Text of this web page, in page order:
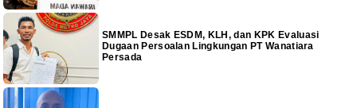
SMMPL Desak ESDM, KLH, dan KPK Evaluasi
Dugaan Persoalan Lingkungan PT Wanatiara
Persada